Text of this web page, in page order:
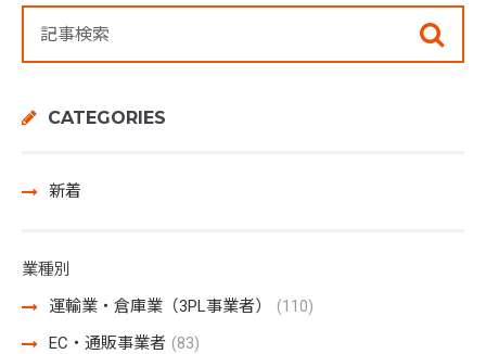
CATEGORIES
新着
業種別
運輸業・倉庫業（3PL事業者）
(110)
EC・通販事業者 (83)